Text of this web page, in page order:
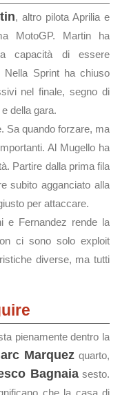
, altro pilota Aprilia e
MotoGP. Martin ha
capacità di essere
Nella Sprint ha chiuso
nel finale, segno di
della gara.
Sa quando forzare, ma
Al Mugello ha
Partire dalla prima fila
subito agganciato alla
per attaccare.
e Fernandez rende la
ci sono solo exploit
diverse, ma tutti
pienamente dentro la
Marquez quarto,
Bagnaiasesto.
che la casa di